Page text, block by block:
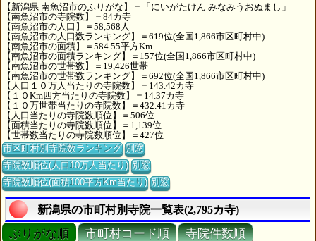
【新潟県 南魚沼市のふりがな】＝「にいがたけん みなみうおぬまし」
【南魚沼市の寺院数】＝84カ寺
【南魚沼市の人口】＝58,568人
【南魚沼市の人口数ランキング】＝619位(全国1,866市区町村中)
【南魚沼市の面積】＝584.55平方Km
【南魚沼市の面積ランキング】＝157位(全国1,866市区町村中)
【南魚沼市の世帯数】＝19,426世帯
【南魚沼市の世帯数ランキング】＝692位(全国1,866市区町村中)
【人口１０万人当たりの寺院数】＝143.42カ寺
【１０Km四方当たりの寺院数】＝14.37カ寺
【１０万世帯当たりの寺院数】＝432.41カ寺
【人口当たりの寺院数順位】＝506位
【面積当たりの寺院数順位】＝1,139位
【世帯数当たりの寺院数順位】＝427位
市区町村別寺院数ランキング 別窓
寺院数順位(人口10万人当たり) 別窓
寺院数順位(面積100平方Km当たり) 別窓
新潟県の市町村別寺院一覧表(2,795カ寺)
ぶりがな順 市町村コード順 寺院件数順